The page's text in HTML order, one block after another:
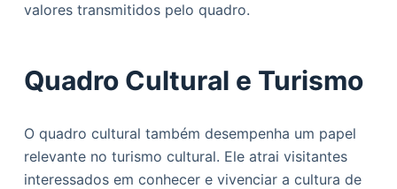
valores transmitidos pelo quadro.
Quadro Cultural e Turismo
O quadro cultural também desempenha um papel
relevante no turismo cultural. Ele atrai visitantes
interessados em conhecer e vivenciar a cultura de